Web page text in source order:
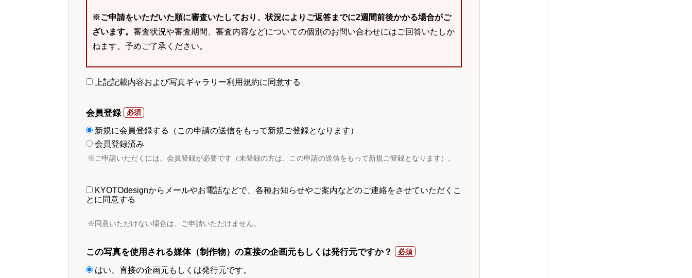
※ご申請をいただいた順に審査いたしており、状況によりご返答までに2週間前後かかる場合がご
ざいます。 審査状況や審査期間、審査内容などについての個別のお問い合わせにはご回答いたしか
ねます。予めご了承ください。
上記記載内容および写真ギャラリー利用規約に同意する
会員登録
新規に会員登録する（この申請の送信をもって新規ご登録となります）
会員登録済み
※ご申請いただくには、会員登録が必要です（未登録の方は、この申請の送信をもって新規ご登録となります）。
KYOTOdesignからメールやお電話などで、各種お知らせやご案内などのご連絡をさせていただくこ
とに同意する
※同意いただけない場合は、ご申請いただけません。
この写真を使用される媒体（制作物）の直接の企画元もしくは発行元ですか？
はい、直接の企画元もしくは発行元です。